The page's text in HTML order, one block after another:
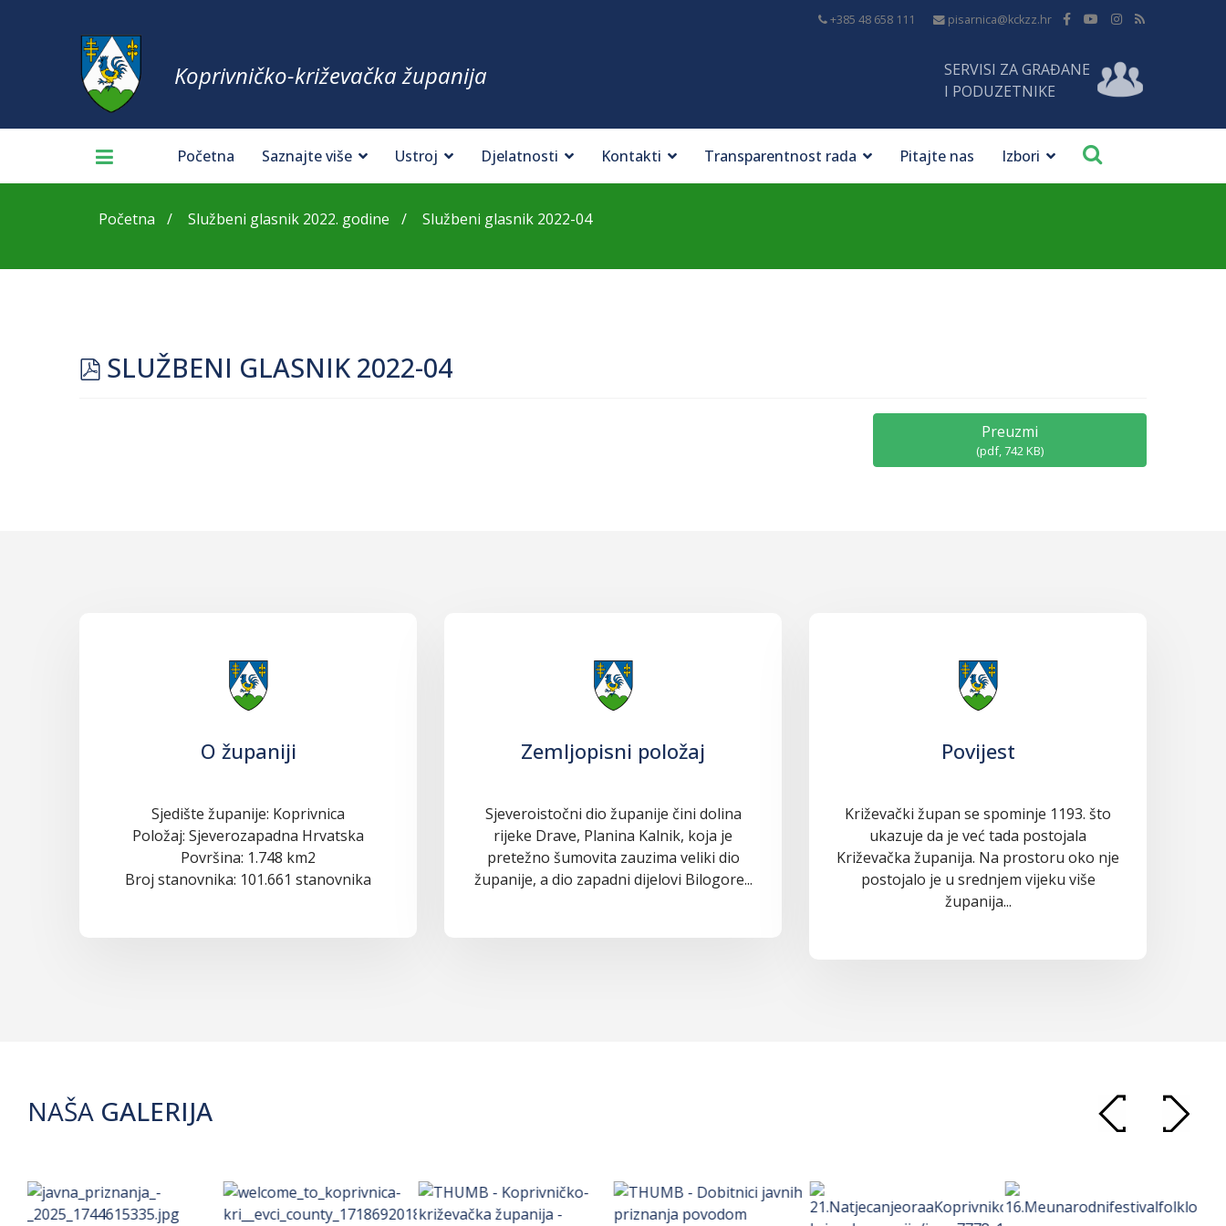
+385 48 658 111 pisarnica@kckzz.hr
Koprivničko-križevačka županija
SERVISI ZA GRAĐANE
I PODUZETNIKE
Početna Saznajte više Ustroj Djelatnosti Kontakti Transparentnost rada Pitajte nas Izbori
Početna Službeni glasnik 2022. godine Službeni glasnik 2022-04
pdf
SLUŽBENI GLASNIK 2022-04
Preuzmi
(pdf,742 KB)
O županiji
Sjedište županije: Koprivnica
Položaj: Sjeverozapadna Hrvatska
Površina: 1.748 km2
Broj stanovnika: 101.661 stanovnika
Zemljopisni položaj
Sjeveroistočni dio županije čini dolina
rijeke Drave, Planina Kalnik, koja je
pretežno šumovita zauzima veliki dio
županije, a dio zapadni dijelovi Bilogore...
Povijest
Križevački župan se spominje 1193. što
ukazuje da je već tada postojala
Križevačka županija. Na prostoru oko nje
postojalo je u srednjem vijeku više
županija...
NAŠA GALERIJA